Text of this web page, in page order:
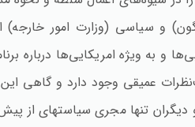
و سیاسی (وزارت امور
و به ویژه امریکایی‌ها درباره
عمیقی وجود دارد و گاهی
دیگران تنها مجری سیاستهای از